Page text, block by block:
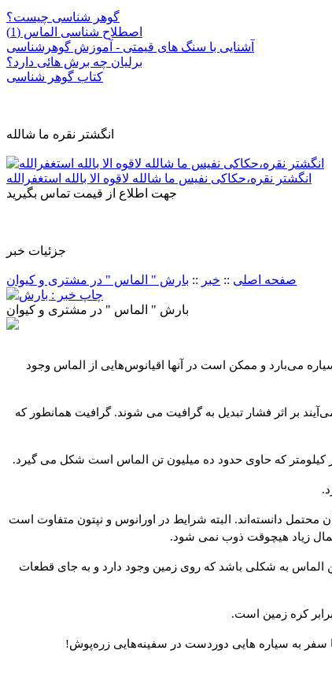
گوهر شناسی چیست؟
اصطلاح شناسی الماس (1)
آشنایی با سنگ های قیمتی - آموزش گوهرشناسی
برلیان چه برش هائی دارد؟
کتاب گوهر شناسی
انگشتر نقره ما شالله
انگشتر نقره،حکاکی نفیس ما شالله لاقوه الا بالله استغفرالله
جهت اطلاع از قیمت تماس بگیرید
جزئيات خبر
صفحه اصلی :: خبر :: بارش " الماس " در مشتری و کیوان
بارش " الماس " در مشتری و کیوان
می‌بارد و ممکن است در آنها اقیانوس‌هایی از الماس وجود
بر اثر فشار تبدیل به گرافیت می شوند. گرافیت همانطور که
کیلومتر که حاوی حدود ده میلیون تن الماس است شکل می گیرد.
.
محتمل دانسته‌اند. البته شرایط در اورانوس و نپتون متفاوت است
زیاد هیچوقت ذوب نمی شود.
الماس به شکلی باشد که روی زمین وجود دارد و به جای قطعات
کره زمین است.
تا سفر به سیاره هایی دوردست در سفینه‌هایی زره‌پوش!